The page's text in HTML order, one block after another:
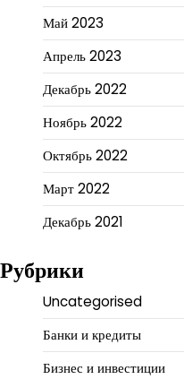
Май 2023
Апрель 2023
Декабрь 2022
Ноябрь 2022
Октябрь 2022
Март 2022
Декабрь 2021
Рубрики
Uncategorised
Банки и кредиты
Бизнес и инвестиции